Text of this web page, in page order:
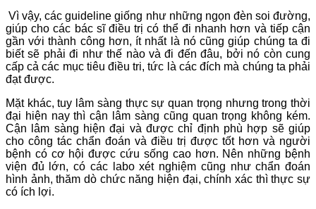
Vì vậy, các guideline giống như những ngọn đèn soi đường,
giúp cho các bác sĩ điều trị có thể đi nhanh hơn và tiếp cận
gần với thành công hơn, ít nhất là nó cũng giúp chúng ta đi
biết sẽ phải đi như thế nào và đi đến đâu, bởi nó còn cung
cấp cả các mục tiêu điều tri, tức là các đích mà chúng ta phải
đạt được.
Mặt khác, tuy lâm sàng thực sự quan trọng nhưng trong thời
đại hiện nay thì cận lâm sàng cũng quan trọng không kém.
Cận lâm sàng hiện đại và được chỉ định phù hợp sẽ giúp
cho công tác chẩn đoán và điều trị được tốt hơn và người
bệnh có cơ hội được cứu sống cao hơn. Nên những bệnh
viện đủ lớn, có các labo xét nghiệm cũng như chẩn đoán
hình ảnh, thăm dò chức năng hiện đại, chính xác thì thực sự
có ích lợi.